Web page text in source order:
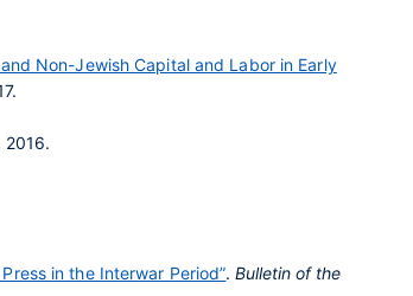
Non-Jewish Capital and Labor in Early
2016.
in the Interwar Period”.Bulletin of the